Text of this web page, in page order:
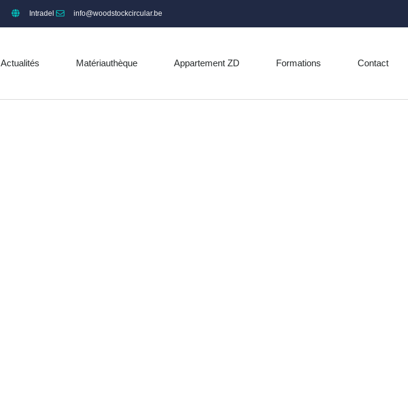
Intradel info@woodstockcircular.be
Actualités Matériauthèque Appartement ZD Formations Contact